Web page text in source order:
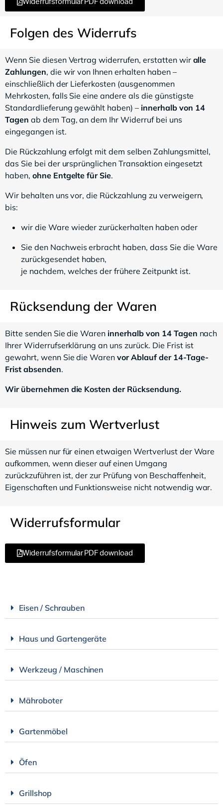
Widerrufsformular PDF download
Folgen des Widerrufs
Wenn Sie diesen Vertrag widerrufen, erstatten wir alle
Zahlungen, die wir von Ihnen erhalten haben –
einschließlich der Lieferkosten (ausgenommen
Mehrkosten, falls Sie eine andere als die günstigste
Standardlieferung gewählt haben) – innerhalb von 14
Tagen ab dem Tag, an dem Ihr Widerruf bei uns
eingegangen ist.
Die Rückzahlung erfolgt mit dem selben Zahlungsmittel,
das Sie bei der ursprünglichen Transaktion eingesetzt
haben, ohne Entgelte für Sie.
Wir behalten uns vor, die Rückzahlung zu verweigern,
bis:
wir die Ware wieder zurückerhalten haben oder
Sie den Nachweis erbracht haben, dass Sie die Ware
zurückgesendet haben,
je nachdem, welches der frühere Zeitpunkt ist.
Rücksendung der Waren
Bitte senden Sie die Waren innerhalb von 14 Tagen nach
Ihrer Widerrufserklärung an uns zurück. Die Frist ist
gewahrt, wenn Sie die Warenvor Ablauf der 14-Tage-
Frist absenden.
Wir übernehmen die Kosten der Rücksendung.
Hinweis zum Wertverlust
Sie müssen nur für einen etwaigen Wertverlust der Ware
aufkommen, wenn dieser auf einen Umgang
zurückzuführen ist, der zur Prüfung von Beschaffenheit,
Eigenschaften und Funktionsweise nicht notwendig war.
Widerrufsformular
Widerrufsformular PDF download
Eisen / Schrauben
Haus und Gartengeräte
Werkzeug / Maschinen
Mähroboter
Gartenmöbel
Öfen
Grillshop